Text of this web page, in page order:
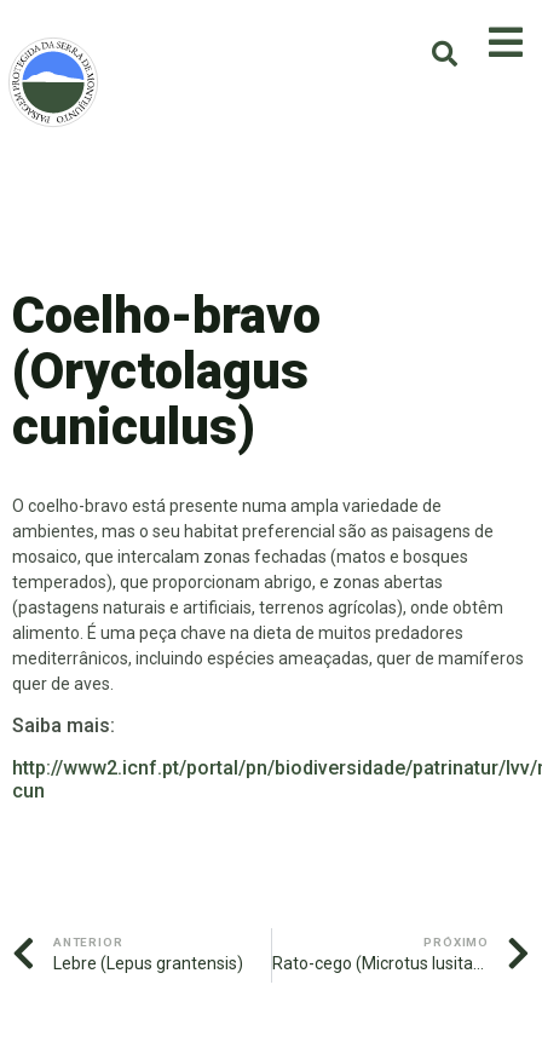
Coelho-bravo
(Oryctolagus
cuniculus)
O coelho-bravo está presente numa ampla variedade de
ambientes, mas o seu habitat preferencial são as paisagens de
mosaico, que intercalam zonas fechadas (matos e bosques
temperados), que proporcionam abrigo, e zonas abertas
(pastagens naturais e artificiais, terrenos agrícolas), onde obtêm
alimento. É uma peça chave na dieta de muitos predadores
mediterrânicos, incluindo espécies ameaçadas, quer de mamíferos
quer de aves.
Saiba mais:
http://www2.icnf.pt/portal/pn/biodiversidade/patrinatur/
cun
ANTERIOR
Lebre (Lepus grantensis)
PRÓXIMO
Rato-cego (Microtus lusitanicus)